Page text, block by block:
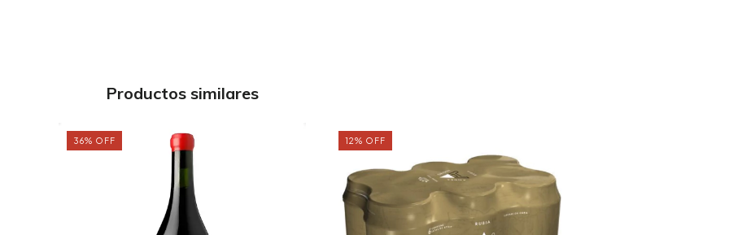
Productos similares
36% OFF 12% OFF